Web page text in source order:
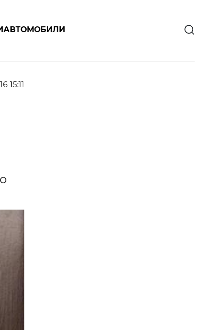
АВТОМОБИЛИ
15:11